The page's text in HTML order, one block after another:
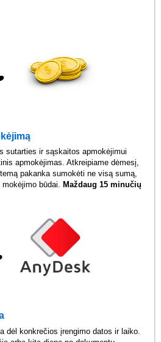
sutarties ir sąskaitos apmokėjimui
apmokėjimas. Atkreipiame dėmesį,
pakanka sumokėti ne visą sumą,
būdai. Maždaug 15 minučių
dėl konkrečios įrengimo datos ir laiko.